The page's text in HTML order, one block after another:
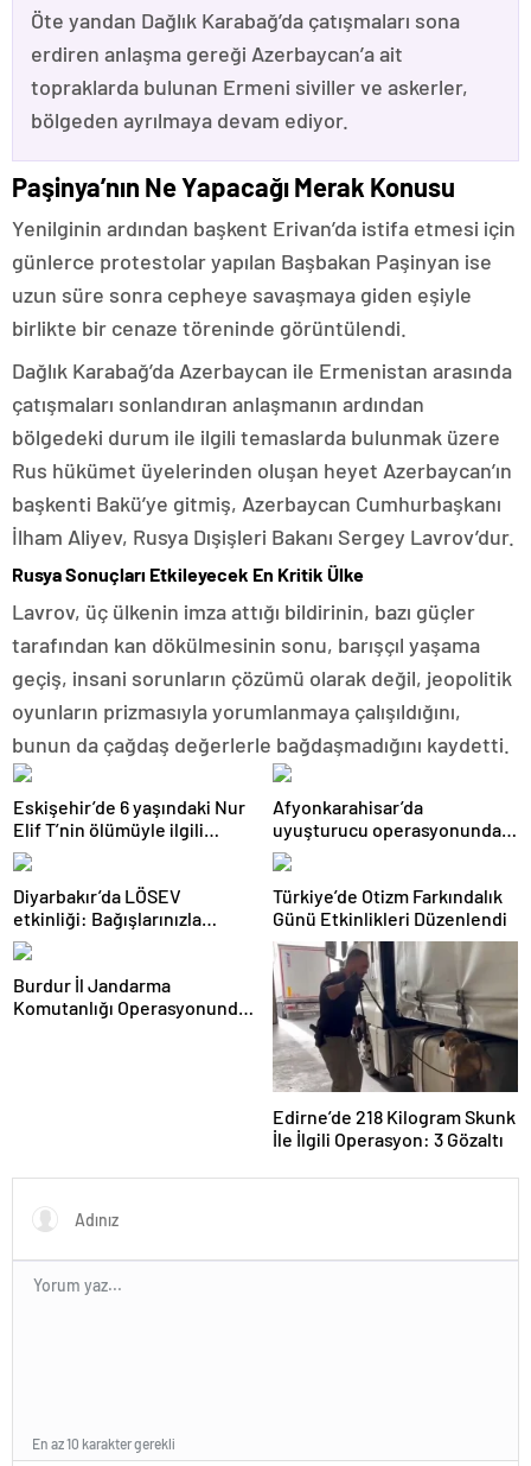
Öte yandan Dağlık Karabağ’da çatışmaları sona
erdiren anlaşma gereği Azerbaycan’a ait
topraklarda bulunan Ermeni siviller ve askerler,
bölgeden ayrılmaya devam ediyor.
Paşinya’nın Ne Yapacağı Merak Konusu
Yenilginin ardından başkent Erivan’da istifa etmesi için
günlerce protestolar yapılan Başbakan Paşinyan ise
uzun süre sonra cepheye savaşmaya giden eşiyle
birlikte bir cenaze töreninde görüntülendi.
Dağlık Karabağ’da Azerbaycan ile Ermenistan arasında
çatışmaları sonlandıran anlaşmanın ardından
bölgedeki durum ile ilgili temaslarda bulunmak üzere
Rus hükümet üyelerinden oluşan heyet Azerbaycan’ın
başkenti Bakü’ye gitmiş, Azerbaycan Cumhurbaşkanı
İlham Aliyev, Rusya Dışişleri Bakanı Sergey Lavrov’dur.
Rusya Sonuçları Etkileyecek En Kritik Ülke
Lavrov, üç ülkenin imza attığı bildirinin, bazı güçler
tarafından kan dökülmesinin sonu, barışçıl yaşama
geçiş, insani sorunların çözümü olarak değil, jeopolitik
oyunların prizmasıyla yorumlanmaya çalışıldığını,
bunun da çağdaş değerlerle bağdaşmadığını kaydetti.
Eskişehir’de 6 yaşındaki Nur
Elif T’nin ölümüyle ilgili
babaanne ve halasına hapis
cezası
Afyonkarahisar’da
uyuşturucu operasyonunda
gözaltına alınan kişi
tutuklandı
Diyarbakır’da LÖSEV
etkinliği: Bağışlarınızla
çocuklarımızın hayatını
kurtarıyoruz
Türkiye’de Otizm Farkındalık
Günü Etkinlikleri Düzenlendi
Burdur İl Jandarma
Komutanlığı Operasyonunda
Edirne’de 218 Kilogram Skunk
İle İlgili Operasyon: 3 Gözaltı
En az 10 karakter gerekli